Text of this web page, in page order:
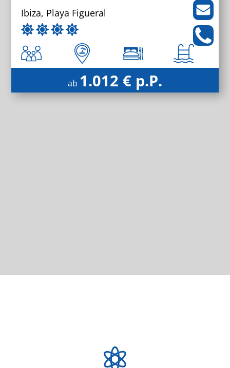
Ibiza, Playa Figueral
ab 1.012 € p.P.
